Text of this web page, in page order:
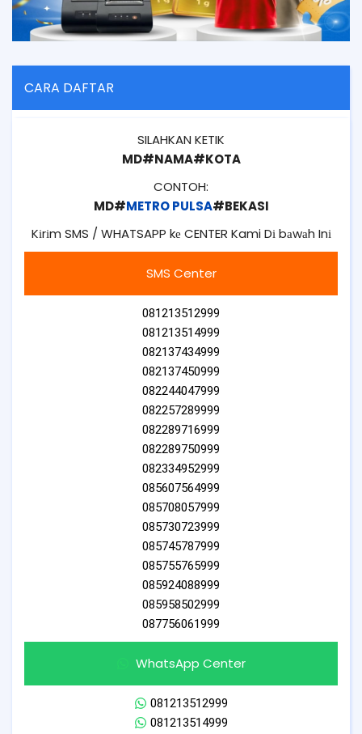
CARA DAFTAR
SILAHKAN KETIK
MD#NAMA#KOTA
CONTOH:
MD#METRO PULSA#BEKASI
Kіrіm SMS / WHATSAPP kе CENTER Kami Dі bаwаh Inі
SMS Center
081213512999
081213514999
082137434999
082137450999
082244047999
082257289999
082289716999
082289750999
082334952999
085607564999
085708057999
085730723999
085745787999
085755765999
085924088999
085958502999
087756061999
WhatsApp Center
081213512999
081213514999